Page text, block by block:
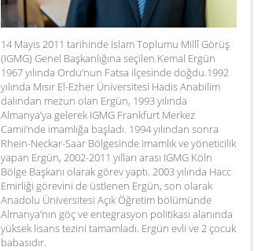
14 Mayıs 2011 tarihinde İslam Toplumu Millî Görüş
(IGMG) Genel Başkanlığına seçilen Kemal Ergün
1967 yılında Ordu’nun Fatsa ilçesinde doğdu.1992
yılında Mısır El-Ezher Üniversitesi Hadis Anabilim
dalından mezun olan Ergün, 1993 yılında
Almanya’ya gelerek IGMG Frankfurt Merkez
Camii’nde imamlığa başladı. 1994 yılından sonra
Rhein-Neckar-Saar Bölgesinde imamlık ve yöneticilik
yapan Ergün, 2002-2011 yılları arası IGMG Köln
Bölge Başkanı olarak görev yaptı. 2003 yılında Hacc
Emirliği görevini de üstlenen Ergün, son olarak
Anadolu Üniversitesi Açık Öğretim bölümünde
Almanya’nın göç ve entegrasyon politikası alanında
yüksek lisans tezini tamamladı. Ergün evli ve 2 çocuk
babasıdır.